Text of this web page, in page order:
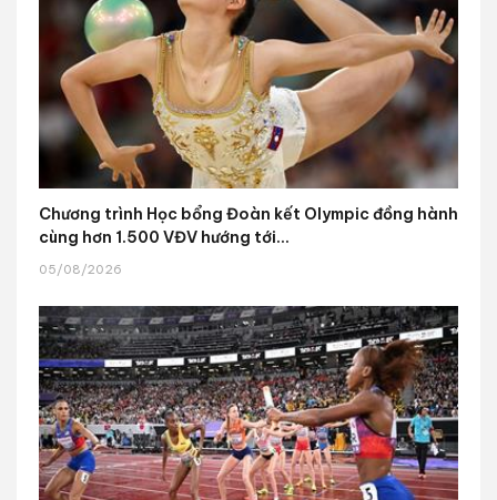
Chương trình Học bổng Đoàn kết Olympic đồng hành
cùng hơn 1.500 VĐV hướng tới...
05/08/2026